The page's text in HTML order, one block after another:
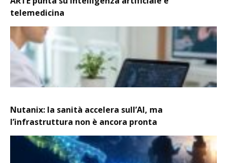
telemedicina
Nutanix: la sanità accelera sull’AI, ma
l’infrastruttura non è ancora pronta